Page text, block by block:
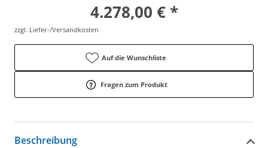
4.278,00 € *
zzgl. Liefer-/Versandkosten
Auf die Wunschliste
Fragen zum Produkt
Beschreibung